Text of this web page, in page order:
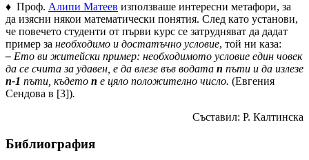
♦ Проф. Алипи Матеев използваше интересни метафори, за
да изясни някои математически понятия. След като установи,
че повечето студенти от първи курс се затрудняват да дадат
пример за необходимо и достатъчно условие, той ни каза:
– Ето ви житейски пример: необходимото условие един човек
да се счита за удавен, е да влезе във водата n пъти и да излезе
n-1 пъти, където n е цяло положително число. (Евгения
Сендова в [3]).
Съставил: Р. Калтинска
Библиография